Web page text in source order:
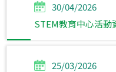
30/04/2026
STEM教育中心活動
25/03/2026